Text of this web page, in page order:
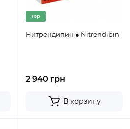
Top
Нитрендипин ● Nitrendipin
2 940 грн
В корзину